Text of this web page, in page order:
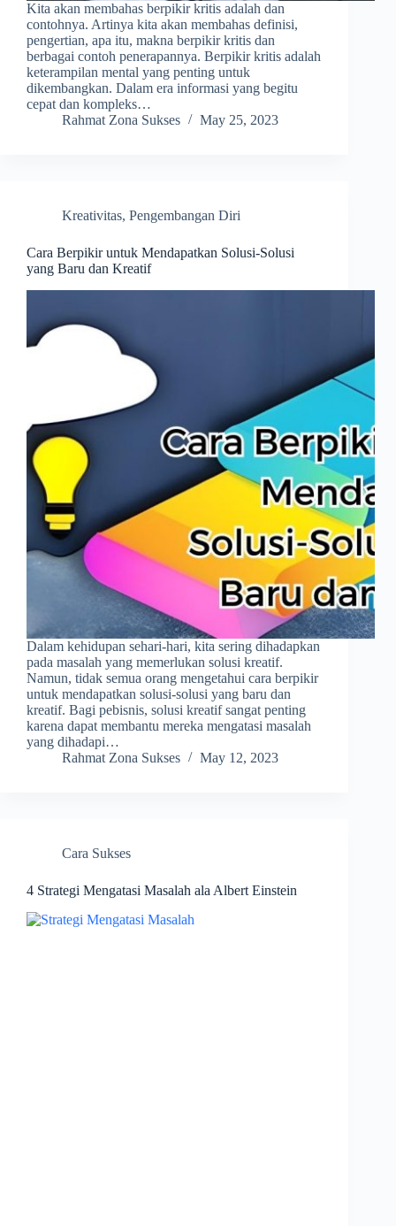
Kita akan membahas berpikir kritis adalah dan
contohnya. Artinya kita akan membahas definisi,
pengertian, apa itu, makna berpikir kritis dan
berbagai contoh penerapannya. Berpikir kritis adalah
keterampilan mental yang penting untuk
dikembangkan. Dalam era informasi yang begitu
cepat dan kompleks…
Rahmat Zona Sukses
May 25, 2023
Kreativitas, Pengembangan Diri
Cara Berpikir untuk Mendapatkan Solusi-Solusi
yang Baru dan Kreatif
Dalam kehidupan sehari-hari, kita sering dihadapkan
pada masalah yang memerlukan solusi kreatif.
Namun, tidak semua orang mengetahui cara berpikir
untuk mendapatkan solusi-solusi yang baru dan
kreatif. Bagi pebisnis, solusi kreatif sangat penting
karena dapat membantu mereka mengatasi masalah
yang dihadapi…
Rahmat Zona Sukses
May 12, 2023
Cara Sukses
4 Strategi Mengatasi Masalah ala Albert Einstein